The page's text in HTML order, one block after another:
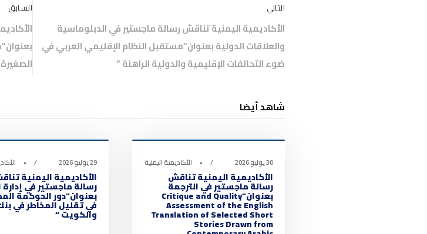
السابق التالي
الأكاديمية اليمنية تناقش رسالة ماجستير في الدبلوماسية
والعلاقات الدولية بعنوان”مستقبل النظام الإقليمي العربي في
ضوء التحالفات الإقليمية والدولية الراهنة ”
شاهد أيضا
أخبار الأكاديمية 0
30 يوليو 2026 • الأكاديمية اليمنية
الأكاديمية اليمنية تناقش
رسالة ماجستير في الترجمة
بعنوان”Critique and Quality
Assessment of the English
Translation of Selected Short
Stories Drawn from
أخبار الأكاديمية
29 يوليو 2026 •
الأكاديمية اليمنية
رسالة ماجستير في إدارة
بعنوان”دور الحوكمة
في تقليل المخاطر في
والكويت “